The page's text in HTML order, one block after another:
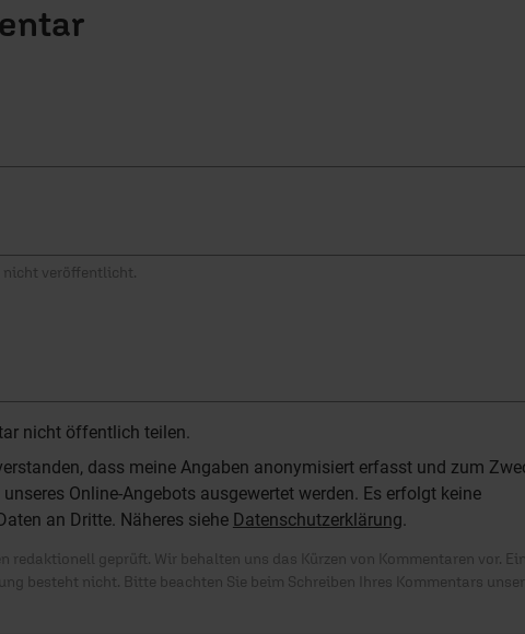
nicht veröffentlicht.
nicht öffentlich teilen.
dass meine Angaben anonymisiert erfasst und zum
unseres Online-Angebots ausgewertet werden. Es erfolgt keine
an Dritte. Näheres siehe Datenschutzerklärung.
redaktionell geprüft. Wir behalten uns das Kürzen von Kommentaren vor.
besteht nicht. Bitte beachten Sie beim Schreiben Ihres Kommentars